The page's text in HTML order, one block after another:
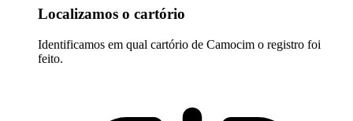
Localizamos o cartório
Identificamos em qual cartório de Camocim o registro foi
feito.